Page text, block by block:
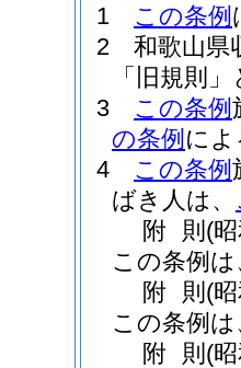
1
この条例
2
和歌山県
「旧規則
3
この条例
の条例 に
4
この条例
ばき人は、
附 則 (
この条例
附 則 (
この条例
附 則 (